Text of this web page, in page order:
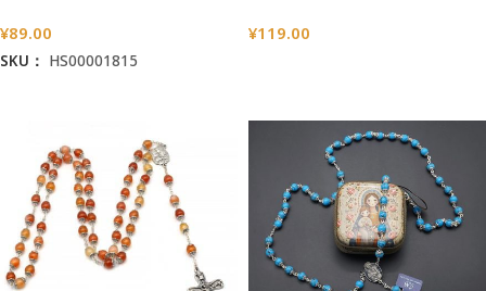
¥89.00
SKU： HS00001815
¥119.00